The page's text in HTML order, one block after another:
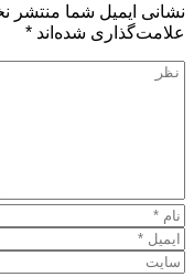
نشانی ایمیل شما منتشر
علامت‌گذاری شده‌اند *